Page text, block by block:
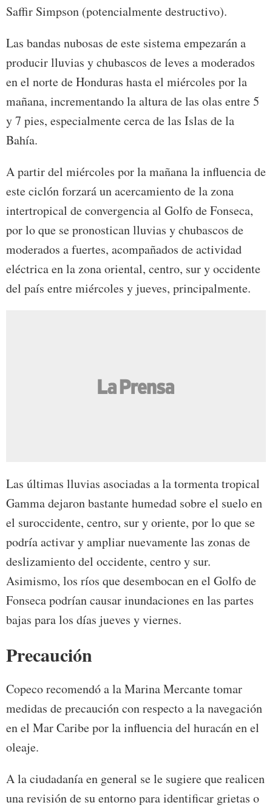
Saffir Simpson (potencialmente destructivo).
Las bandas nubosas de este sistema empezarán a
producir lluvias y chubascos de leves a moderados
en el norte de Honduras hasta el miércoles por la
mañana, incrementando la altura de las olas entre 5
y 7 pies, especialmente cerca de las Islas de la
Bahía.
A partir del miércoles por la mañana la influencia de
este ciclón forzará un acercamiento de la zona
intertropical de convergencia al Golfo de Fonseca,
por lo que se pronostican lluvias y chubascos de
moderados a fuertes, acompañados de actividad
eléctrica en la zona oriental, centro, sur y occidente
del país entre miércoles y jueves, principalmente.
Las últimas lluvias asociadas a la tormenta tropical
Gamma dejaron bastante humedad sobre el suelo en
el suroccidente, centro, sur y oriente, por lo que se
podría activar y ampliar nuevamente las zonas de
deslizamiento del occidente, centro y sur.
Asimismo, los ríos que desembocan en el Golfo de
Fonseca podrían causar inundaciones en las partes
bajas para los días jueves y viernes.
Precaución
Copeco recomendó a la Marina Mercante tomar
medidas de precaución con respecto a la navegación
en el Mar Caribe por la influencia del huracán en el
oleaje.
A la ciudadanía en general se le sugiere que realicen
una revisión de su entorno para identificar grietas o